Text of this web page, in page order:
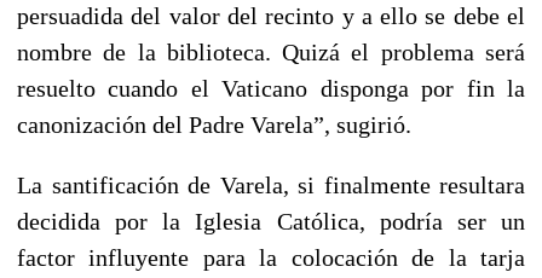
persuadida del valor del recinto y a ello se debe el
nombre de la biblioteca. Quizá el problema será
resuelto cuando el Vaticano disponga por fin la
canonización del Padre Varela”, sugirió.
La santificación de Varela, si finalmente resultara
decidida por la Iglesia Católica, podría ser un
factor influyente para la colocación de la tarja